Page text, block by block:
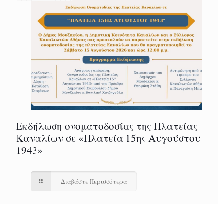
Εκδήλωση ονοματοδοσίας της Πλατείας
Καναλίων σε «Πλατεία 15ης Αυγούστου
1943»
Διαβάστε Περισσότερα